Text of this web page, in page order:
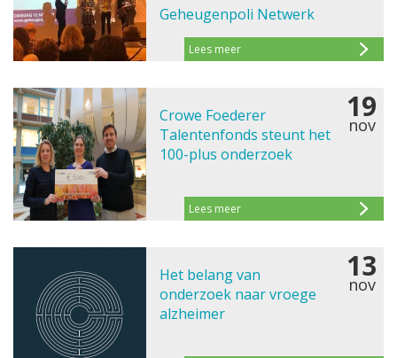
Geheugenpoli Netwerk
Lees meer
Crowe Foederer
Talentenfonds steunt het
100-plus onderzoek
19
nov
Lees meer
Het belang van
onderzoek naar vroege
alzheimer
13
nov